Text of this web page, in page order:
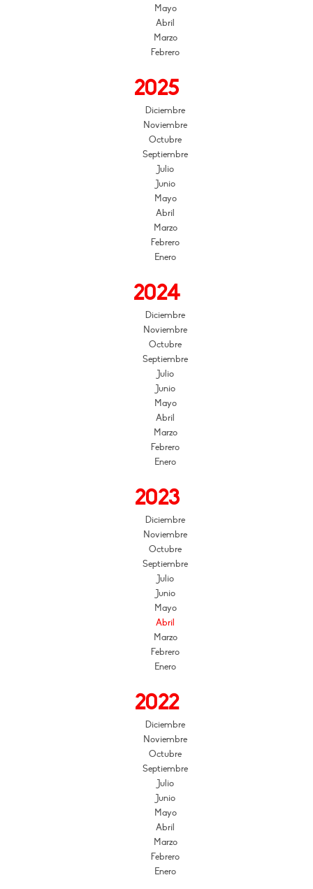
Mayo
Abril
Marzo
Febrero
2025
Diciembre
Noviembre
Octubre
Septiembre
Julio
Junio
Mayo
Abril
Marzo
Febrero
Enero
2024
Diciembre
Noviembre
Octubre
Septiembre
Julio
Junio
Mayo
Abril
Marzo
Febrero
Enero
2023
Diciembre
Noviembre
Octubre
Septiembre
Julio
Junio
Mayo
Abril
Marzo
Febrero
Enero
2022
Diciembre
Noviembre
Octubre
Septiembre
Julio
Junio
Mayo
Abril
Marzo
Febrero
Enero